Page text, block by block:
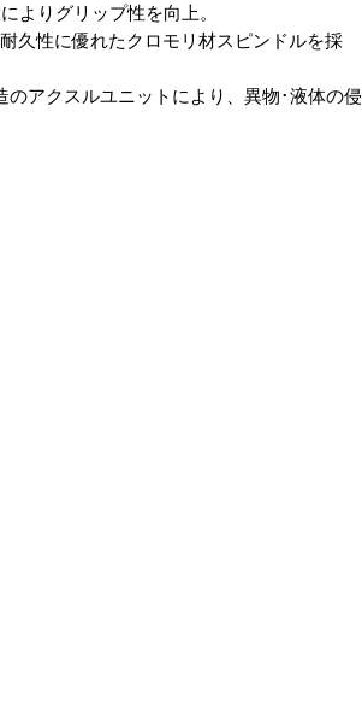
よりグリップ性を向上。
久性に優れたクロモリ材スピンドルを採
のアクスルユニットにより、異物･液体の侵